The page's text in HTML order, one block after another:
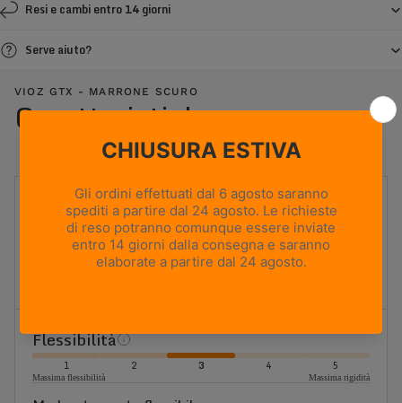
Resi e cambi entro 14 giorni
Serve aiuto?
VIOZ GTX - MARRONE SCURO
Caratteristiche
UTILIZZO
Caccia in montagna
Based on size US 8 (Half Pair)
ALTEZZA TOMAIA
Flessibilità
1 2 3 4 5
Massima flessibilità Massima rigidità